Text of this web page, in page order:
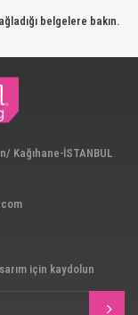
belgelere bakın.
Kağıhane-İSTANBUL
için kaydolun